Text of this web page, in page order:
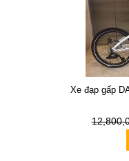
Xe đạp gấp